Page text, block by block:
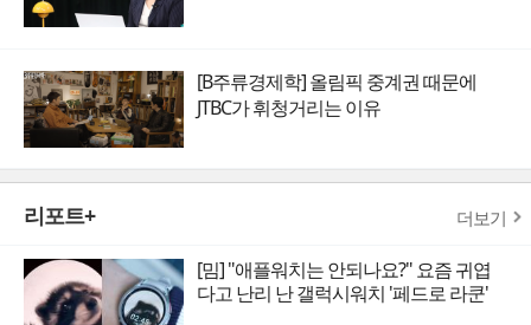
[B주류경제학] 올림픽 중계권 때문에
JTBC가 휘청거리는 이유
리포트+ 더보기
[밈] "애플워치는 안되나요?" 요즘 귀엽
다고 난리 난 갤럭시워치 '페드로 라쿤'